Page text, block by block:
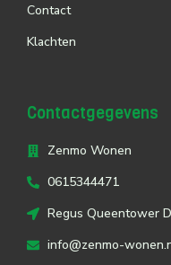
Contact
Klachten
Contactgegevens
Zenmo Wonen
0615344471
Regus Queentower
info@zenmo-